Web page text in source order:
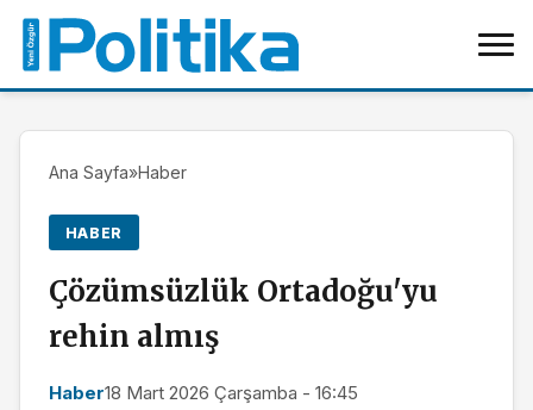
Ana Sayfa»Haber
HABER
Çözümsüzlük Ortadoğu'yu
rehin almış
Haber18 Mart 2026 Çarşamba - 16:45